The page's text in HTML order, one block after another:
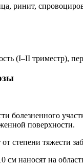
ринит,
(I–II триместр),
болезненного
поверхности.
степени тяжести
см наносят на